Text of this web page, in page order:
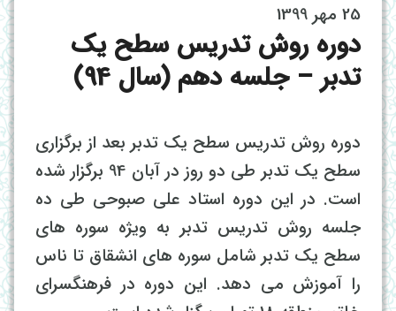
25 مهر 1399
دوره روش تدریس سطح یک
تدبر – جلسه دهم (سال 94)
دوره روش تدریس سطح یک تدبر بعد از برگزاری
سطح یک تدبر طی دو روز در آبان 94 برگزار شده
است. در این دوره استاد علی صبوحی طی ده
جلسه روش تدریس تدبر به ویژه سوره های
سطح یک تدبر شامل سوره های انشقاق تا ناس
را آموزش می دهد. این دوره در فرهنگسرای